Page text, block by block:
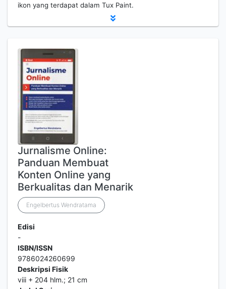
ikon yang terdapat dalam Tux Paint.
Jurnalisme Online:
Panduan Membuat
Konten Online yang
Berkualitas dan Menarik
Engelbertus Wendratama
Edisi
-
ISBN/ISSN
9786024260699
Deskripsi Fisik
viii + 204 hlm.; 21 cm